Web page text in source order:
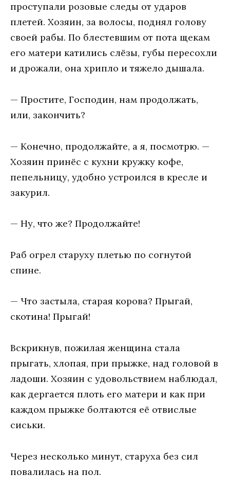
проступали розовые следы от ударов
плетей. Хозяин, за волосы, поднял голову
своей рабы. По блестевшим от пота щекам
его матери катились слёзы, губы пересохли
и дрожали, она хрипло и тяжело дышала.
— Простите, Господин, нам продолжать,
или, закончить?
— Конечно, продолжайте, а я, посмотрю. —
Хозяин принёс с кухни кружку кофе,
пепельницу, удобно устроился в кресле и
закурил.
— Ну, что же? Продолжайте!
Раб огрел старуху плетью по согнутой
спине.
— Что застыла, старая корова? Прыгай,
скотина! Прыгай!
Вскрикнув, пожилая женщина стала
прыгать, хлопая, при прыжке, над головой в
ладоши. Хозяин с удовольствием наблюдал,
как дергается плоть его матери и как при
каждом прыжке болтаются её отвислые
сиськи.
Через несколько минут, старуха без сил
повалилась на пол.